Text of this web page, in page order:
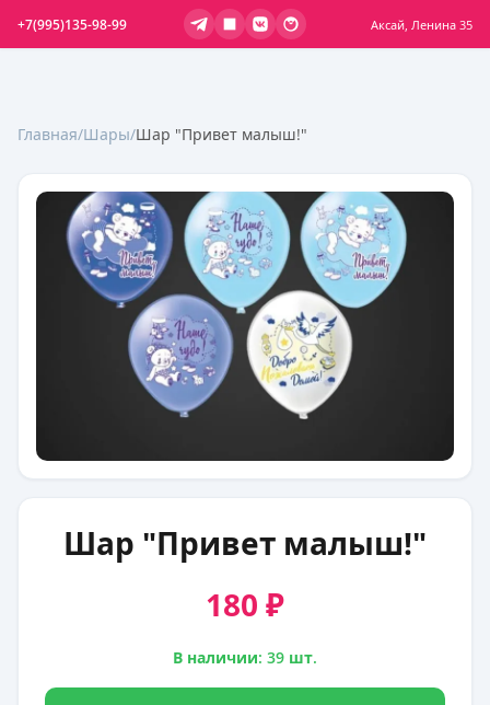
+7(995)135-98-99 Аксай, Ленина 35
Главная/Шары/Шар "Привет малыш!"
Шар "Привет малыш!"
180 ₽
В наличии: 39 шт.